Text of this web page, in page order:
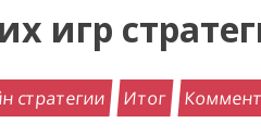
игр
стратегии Итог